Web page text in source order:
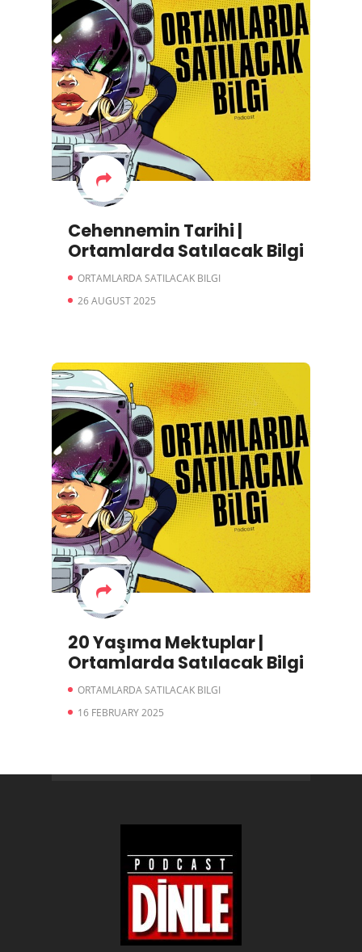
Cehennemin Tarihi |
Ortamlarda Satılacak Bilgi
ORTAMLARDA SATILACAK BILGI
26 AUGUST 2025
20 Yaşıma Mektuplar |
Ortamlarda Satılacak Bilgi
ORTAMLARDA SATILACAK BILGI
16 FEBRUARY 2025